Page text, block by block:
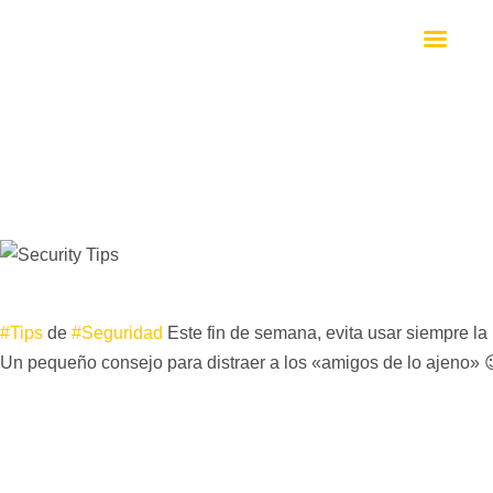
INICIO
#Tips de #Seguridad Este fin de semana, evita usar siempre
Un pequeño consejo para distraer a los «amigos de lo ajeno»